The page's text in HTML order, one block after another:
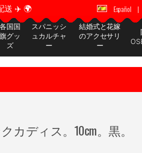
送 ✈️ 🌍 🚚 📦
Español |
各国国
旗グッ
ズ
スパニッシ
ュカルチャ
ー
結婚式と花嫁
のアクセサリ
ー
カディス。10cm。黒。